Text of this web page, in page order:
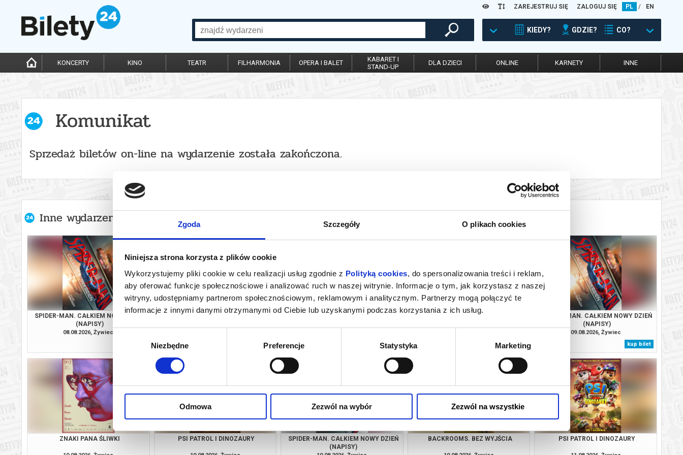
Zgoda Szczegóły O plikach cookies
Niniejsza strona korzysta z plików cookie
Wykorzystujemy pliki cookie w celu realizacji usług zgodnie z Polityką cookies, do spersonalizowania treści i reklam,
aby oferować funkcje społecznościowe i analizować ruch w naszej witrynie. Informacje o tym, jak korzystasz z naszej
witryny, udostępniamy partnerom społecznościowym, reklamowym i analitycznym. Partnerzy mogą połączyć te
informacje z innymi danymi otrzymanymi od Ciebie lub uzyskanymi podczas korzystania z ich usług.
Wybór
Niezbędne Preferencje Statystyka Marketing
Odmowa Zezwól na wybór Zezwól na wszystkie
ZAREJESTRUJ SIĘ ZALOGUJ SIĘ PL / EN
KIEDY? GDZIE? CO?
KONCERTY KINO TEATR FILHARMONIA OPERA I BALET
KABARET I
STAND-UP
DLA DZIECI ONLINE KARNETY INNE
Komunikat
Sprzedaż biletów on-line na wydarzenie została zakończona.
Inne wydarzenia organizatora
SPIDER-MAN. CAŁKIEM NOWY DZIEŃ
(NAPISY)
08.08.2026, Żywiec
BACKROOMS. BEZ WYJŚCIA
kup bilet
NIEDZIELA Z DOKUMENTEM: ZNAKI
kup bilet
PSI PATROL I DINOZAURY
kup bilet
SPIDER-MAN. CAŁKIEM NOWY DZIEŃ
(NAPISY)
09.08.2026, Żywiec
kup bilet
ZNAKI PANA ŚLIWKI PSI PATROL I DINOZAURY
SPIDER-MAN. CAŁKIEM NOWY DZIEŃ
(NAPISY)
BACKROOMS. BEZ WYJŚCIA PSI PATROL I DINOZAURY